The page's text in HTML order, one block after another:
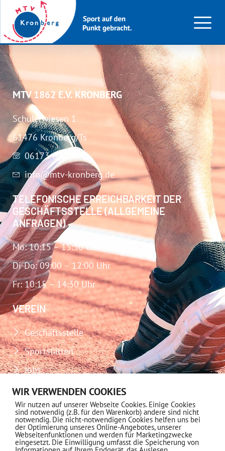
Pilates
MTV 1862 E.V. KRONBERG
Schülerwiesen 1
61476 Kronberg/Ts
06173-67283
info@mtv-kronberg.de
TELEFONISCHE ERREICHBARKEIT DER
GESCHÄFTSSTELLE (ALLGEMEINE
ANFRAGEN)
Mo: 10:15 – 15:30 Uhr
Di-Do: 09:00 – 12:00 Uhr
Fr: 10:15 – 14:30 Uhr
VEREIN
Geschäftsstelle
Sportstätten
Jobs
Download-Center
Impressum
Datenschutz
WIR VERWENDEN COOKIES
Wir nutzen auf unserer Webseite Cookies. Einige Cookies
sind notwendig (z.B. für den Warenkorb) andere sind nicht
notwendig. Die nicht-notwendigen Cookies helfen uns bei
der Optimierung unseres Online-Angebotes, unserer
Webseitenfunktionen und werden für Marketingzwecke
eingesetzt. Die Einwilligung umfasst die Speicherung von